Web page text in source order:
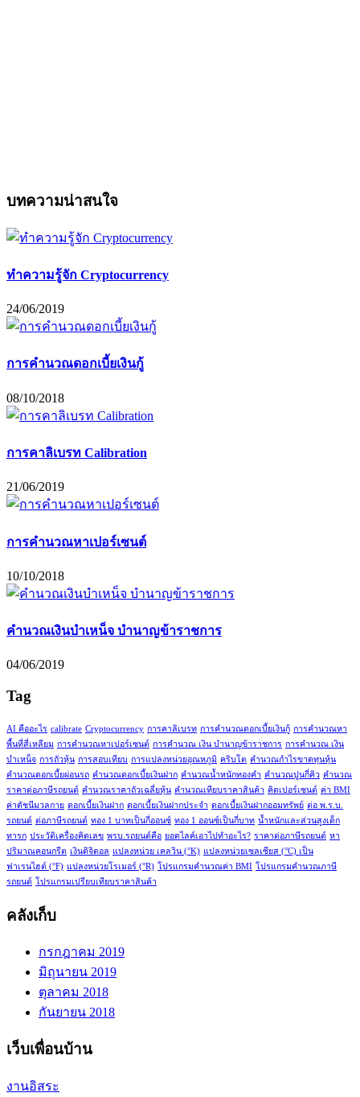
บทความน่าสนใจ
ทำความรู้จัก Cryptocurrency
24/06/2019
การคำนวณดอกเบี้ยเงินกู้
08/10/2018
การคาลิเบรท Calibration
21/06/2019
การคำนวณหาเปอร์เซนต์
10/10/2018
คำนวณเงินบำเหน็จ บำนาญข้าราชการ
04/06/2019
Tag
AI คืออะไร calibrate Cryptocurrency การคาลิเบรท การคำนวณดอกเบี้ยเงินกู้ การคำนวณหา
พื้นที่สี่เหลียม การคำนวณหาเปอร์เซนต์ การคำนวณ เงิน บำนาญข้าราชการ การคำนวณ เงิน
บำเหน็จ การถัวหุ้น การสอบเทียบ การแปลงหน่วยอุณหภูมิ คริบโต คำนวณกำไรขาดทุนหุ้น
คำนวณดอกเบี้ยผ่อนรถ คำนวณดอกเบี้ยเงินฝาก คำนวณน้ำหนักทองคำ คำนวณปูนกี่คิว คำนวณ
ราคาต่อภาษีรถยนต์ คำนวณราคาถัวเฉลี่ยหุ้น คำนวณเทียบราคาสินค้า คิดเปอร์เซนต์ ค่า BMI
ค่าดัชนีมวลกาย ดอกเบี้ยเงินฝาก ดอกเบี้ยเงินฝากประจำ ดอกเบี้ยเงินฝากออมทรัพย์ ต่อ พ.ร.บ.
รถยนต์ ต่อภาษีรถยนต์ ทอง 1 บาทเป็นกี่ออนซ์ ทอง 1 ออนซ์เป็นกี่บาท น้ำหนักและส่วนสูงเด็ก
ทารก ประวัติเครื่องคิดเลข พรบ.รถยนต์คือ ยอดไลค์เอาไปทำอะไร? ราคาต่อภาษีรถยนต์ หา
ปริมาณคอนกรีต เงินดิจิตอล แปลงหน่วย เคลวิน (°K) แปลงหน่วยเซลเซียส (°C) เป็น
ฟาเรนไฮต์ (°F) แปลงหน่วยโรเมอร์ (°R) โปรแกรมคำนวณค่า BMI โปรแกรมคำนวณภาษี
รถยนต์ โปรแกรมเปรียบเทียบราคาสินค้า
คลังเก็บ
กรกฎาคม 2019
มิถุนายน 2019
ตุลาคม 2018
กันยายน 2018
เว็บเพื่อนบ้าน
งานอิสระ